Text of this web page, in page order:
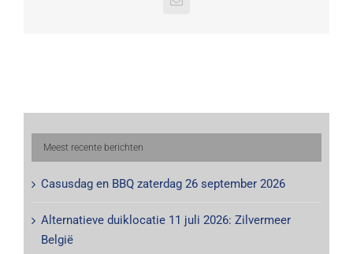
E-
Meest recente berichten
Casusdag en BBQ zaterdag 26 september 2026
Alternatieve duiklocatie 11 juli 2026: Zilvermeer
België